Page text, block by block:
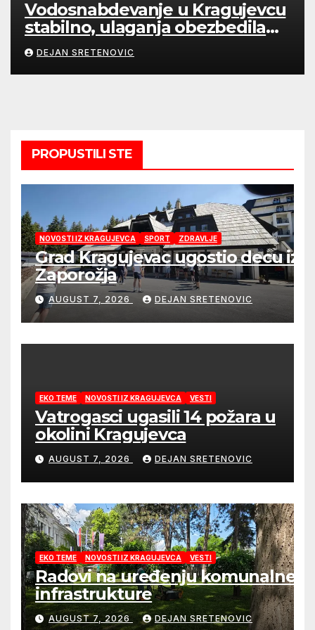
Vodosnabdevanje u Kragujevcu
stabilno, ulaganja obezbedila
sigurnije snabdevanje
DEJAN SRETENOVIC
PROPUSTILI STE
NOVOSTI IZ KRAGUJEVCA SPORT ZDRAVLJE
Grad Kragujevac ugostio decu iz
Zaporožja
AUGUST 7, 2026 DEJAN SRETENOVIC
EKO TEME NOVOSTI IZ KRAGUJEVCA VESTI
Vatrogasci ugasili 14 požara u
okolini Kragujevca
AUGUST 7, 2026 DEJAN SRETENOVIC
EKO TEME NOVOSTI IZ KRAGUJEVCA VESTI
Radovi na uređenju komunalne
infrastrukture
AUGUST 7, 2026 DEJAN SRETENOVIC